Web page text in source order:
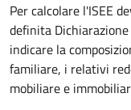
Per calcolare l'ISEE
definita
indicare la
familiare, i relativi
mobiliare e